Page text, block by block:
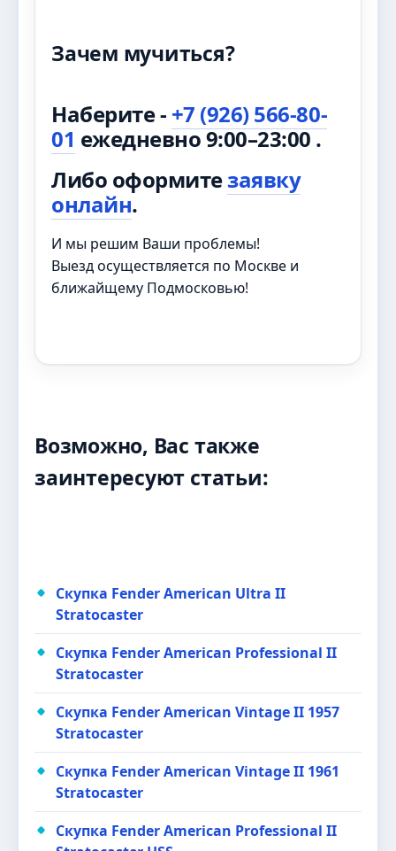
Зачем мучиться?
Наберите - +7 (926) 566-80-
01 ежедневно 9:00–23:00 .
Либо оформитезаявку
онлайн.
И мы решим Ваши проблемы!
Выезд осуществляется по Москве и
ближайщему Подмосковью!
Возможно, Вас также
заинтересуют статьи:
Скупка Fender American Ultra II
Stratocaster
Скупка Fender American Professional II
Stratocaster
Скупка Fender American Vintage II 1957
Stratocaster
Скупка Fender American Vintage II 1961
Stratocaster
Скупка Fender American Professional II